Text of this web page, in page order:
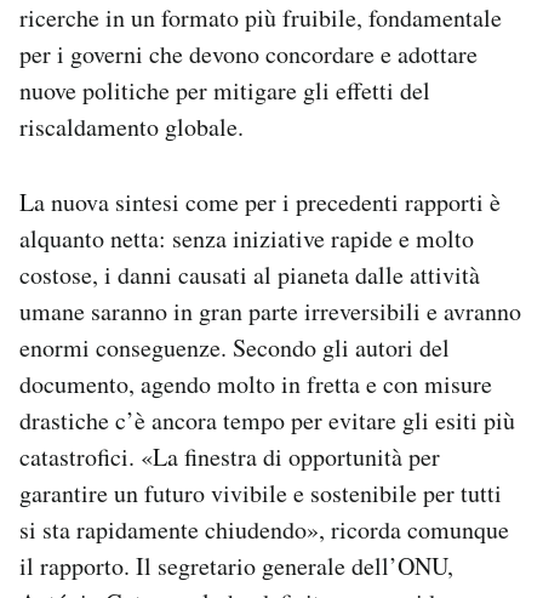
ricerche in un formato più fruibile, fondamentale
per i governi che devono concordare e adottare
nuove politiche per mitigare gli effetti del
riscaldamento globale.
La nuova sintesi come per i precedenti rapporti è
alquanto netta: senza iniziative rapide e molto
costose, i danni causati al pianeta dalle attività
umane saranno in gran parte irreversibili e avranno
enormi conseguenze. Secondo gli autori del
documento, agendo molto in fretta e con misure
drastiche c’è ancora tempo per evitare gli esiti più
catastrofici. «La finestra di opportunità per
garantire un futuro vivibile e sostenibile per tutti
si sta rapidamente chiudendo», ricorda comunque
il rapporto. Il segretario generale dell’ONU,